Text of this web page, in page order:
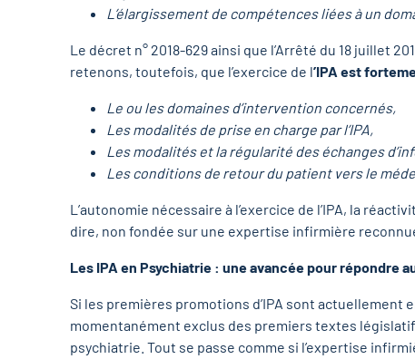
L’élargissement de compétences liées à un
Le décret n° 2018-629 ainsi que l’Arrêté du 18 juillet
retenons, toutefois, que l’exercice de l’IPA est
Le ou les domaines d’intervention concernés,
Les modalités de prise en charge par l’IPA,
Les modalités et la régularité des échanges
Les conditions de retour du patient vers le
L’autonomie nécessaire à l’exercice de l’IPA, la
dire, non fondée sur une expertise infirmière
Les IPA en Psychiatrie : une avancée pour répondre
Si les premières promotions d’IPA sont actuellement
momentanément exclus des premiers textes
psychiatrie. Tout se passe comme si l’expertise